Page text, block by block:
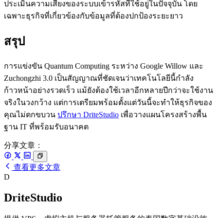
ประเมินความเสี่ยงของระบบเข้ารหัสที่ใช้อยู่ในปัจจุบัน โดย
เฉพาะธุรกิจที่เกี่ยวข้องกับข้อมูลที่ต้องปกป้องระยะยาว
สรุป
การแข่งขัน Quantum Computing ระหว่าง Google Willow และ
Zuchongzhi 3.0 เป็นสัญญาณที่ชัดเจนว่าเทคโนโลยีนี้กำลัง
ก้าวหน้าอย่างรวดเร็ว แม้ยังต้องใช้เวลาอีกหลายปีกว่าจะใช้งาน
จริงในวงกว้าง แต่การเตรียมพร้อมตั้งแต่วันนี้จะทำให้ธุรกิจของ
คุณไม่ตกขบวน ปรึกษา DriteStudio เพื่อวางแผนโครงสร้างพื้น
ฐาน IT ที่พร้อมรับอนาคต
分享文章：
查看更多文章
D
DriteStudio